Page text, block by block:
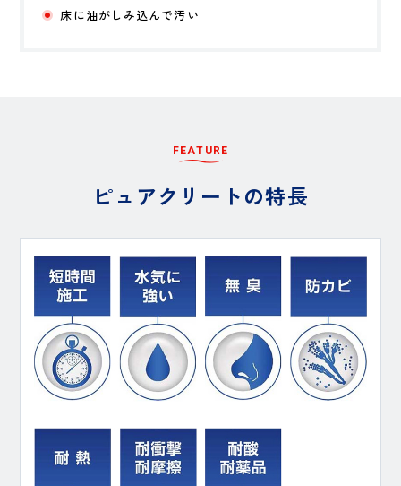
床に油がしみ込んで汚い
F EAT U R E
ピュ アク リ ー トの特長